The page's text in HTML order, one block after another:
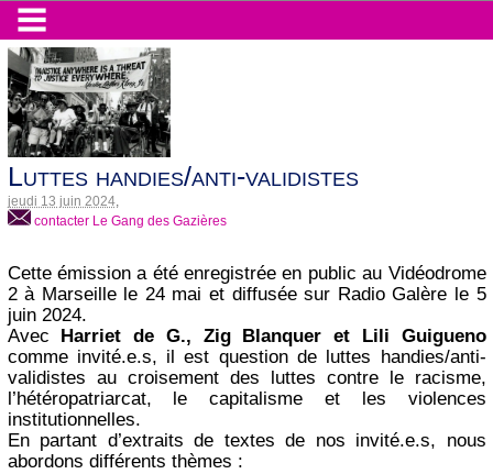
Luttes handies/anti-validistes
jeudi 13 juin 2024,
contacter Le Gang des Gazières
Cette émission a été enregistrée en public au Vidéodrome
2 à Marseille le 24 mai et diffusée sur Radio Galère le 5
juin 2024.
Avec
Harriet de G., Zig Blanquer et Lili Guigueno
comme invité.e.s, il est question de luttes handies/anti-
validistes au croisement des luttes contre le racisme,
l’hétéropatriarcat, le capitalisme et les violences
institutionnelles.
En partant d’extraits de textes de nos invité.e.s, nous
abordons différents thèmes :